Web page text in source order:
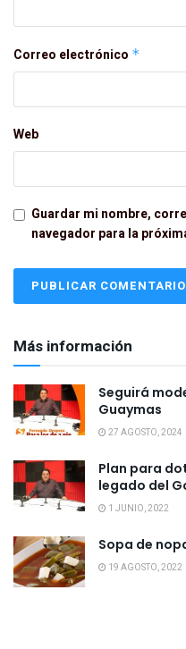
Correo electrónico *
Web
Guardar mi nombre,
navegador para la
Más información
Seguirá
Guaymas
27 AGOSTO, 2024
Plan para
legado del
1 JUNIO, 2022
Sopa de
19 AGOSTO, 2022